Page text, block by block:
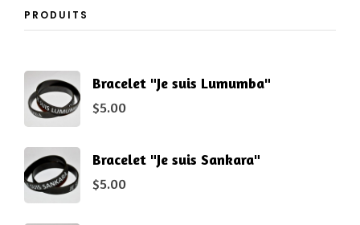
PRODUITS
Bracelet "Je suis Lumumba"
$5.00
Bracelet "Je suis Sankara"
$5.00